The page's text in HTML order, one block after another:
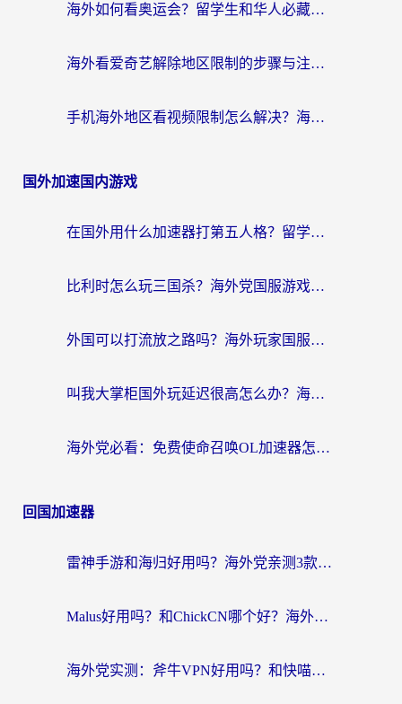
海外如何看奥运会？留学生和华人必藏的体育赛事观看终极指南
海外看爱奇艺解除地区限制的步骤与注意事项详解：留学生必看的无卡顿追剧指南
手机海外地区看视频限制怎么解决？海外党追剧看片的实用指南
国外加速国内游戏
在国外用什么加速器打第五人格？留学生亲测：这6个功能才是关键！
比利时怎么玩三国杀？海外党国服游戏加速器终极指南（附问道CODOL优化方案）
外国可以打流放之路吗？海外玩家国服游戏畅玩终极指南（附实测推荐）
叫我大掌柜国外玩延迟很高怎么办？海外党亲测的国服游戏加速全攻略
海外党必看：免费使命召唤OL加速器怎么选？3个国服游戏加速痛点一次性解决
回国加速器
雷神手游和海归好用吗？海外党亲测3款热门回国加速器+番茄加速器深度体验
Malus好用吗？和ChickCN哪个好？海外党亲测：选对回国加速器，追剧游戏不卡顿
海外党实测：斧牛VPN好用吗？和快喵VPN对比哪个回国效果更好？附3款热门加速器深度分析